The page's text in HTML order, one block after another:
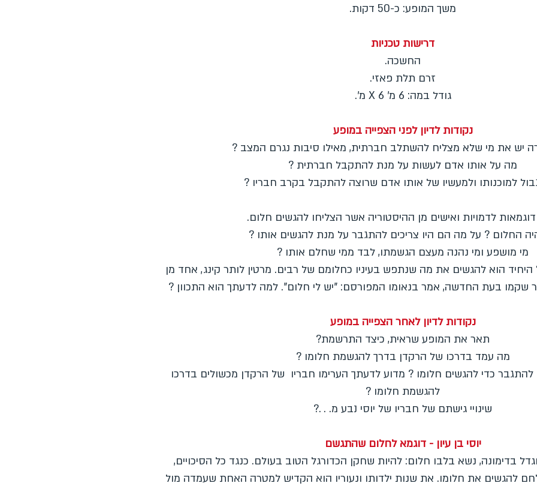
משך המופע: כ-50 דקות.
דרישות טכניות
החשכה.
זרם תלת פאזי.
גודל במה: 6 מ' X 6 מ'.
נקודות לדיון לפני הצפייה במופע
יש את מי שלא מצליח להשתלב חברתית, מאילו סיבות נגרם המצב ?
מה על אותו אדם לעשות על מנת להתקבל חברתית ?
למוכנותו ולמעשיו של אותו אדם שרוצה להתקבל בקרב חבריו ?
לדמויות ואישים מן ההיסטוריה אשר הצליחו להגשים חלום.
החלום ? על מה הם היו צריכים להתגבר על מנת להגשים אותו ?
מי מושפע ומי נהנה מעצם הגשמתו, לבד ממי שחלם אותו ?
הוא להגשים את מה שנתפש בעיניו כחלומם של רבים. מרטין לותר קינג, אחד מן
שקמו בעת החדשה, אמר בנאומו המפורסם: "יש לי חלום". למה לדעתך הוא התכוון ?
נקודות לדיון לאחר הצפייה במופע
תאר את המופע שראית, כיצד התרשמת?
מה עמד בדרכו של הרקדן בדרך להגשמת חלומו ?
כדי להגשים חלומו ? מדוע לדעתך הערימו חבריו של הרקדן מכשולים בדרכו
להגשמת חלומו ?
שינויי גישתם של חבריו של יוסי נבע מ. . .?
יוסי בן עיון - דוגמא לחלום שהתגשם
וגדל בדימונה, נשא בלבו חלום: להיות שחקן הכדורגל הטוב בעולם. כנגד כל הסיכויים,
להגשים את חלומו. את שנות ילדותו ונעוריו הוא הקדיש למטרה האחת שעמדה מול